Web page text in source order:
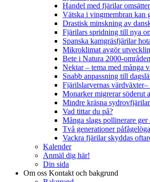
Handel med fjärilar
Vätska i vingmembran kan
Drastisk minskning av
Fjärilars spridning till nya
Spanska kamgräsfjärilar
Mikroklimat avgör
Bete i Natura 2000-
Nektar – tema med många
Snabb anpassning till
Fjärilslarvernas
Monarker migrerar söderut
Mindre kräsna
Vad tittar du på?
Många slags pollinerare
Två generationer
Vackra fjärilar skyddas
Kalender
Anmäl dig här!
Din sida
Om oss Kontakt och bakgrund